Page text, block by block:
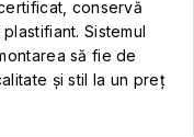
conservă
Sistemul
să fie de
și stil la un preț